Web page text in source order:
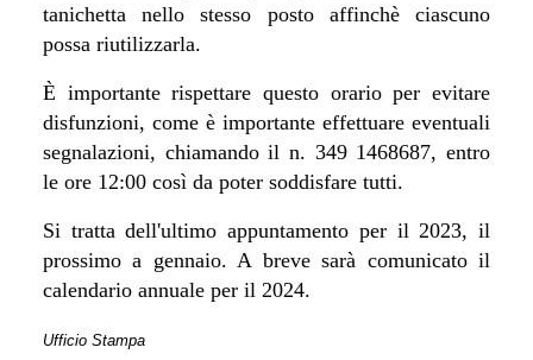
tanichetta nello stesso posto affinchè ciascuno
possa riutilizzarla.
È importante rispettare questo orario per evitare
disfunzioni, come è importante effettuare eventuali
segnalazioni, chiamando il n. 349 1468687, entro
le ore 12:00 così da poter soddisfare tutti.
Si tratta dell'ultimo appuntamento per il 2023, il
prossimo a gennaio. A breve sarà comunicato il
calendario annuale per il 2024.
Ufficio Stampa